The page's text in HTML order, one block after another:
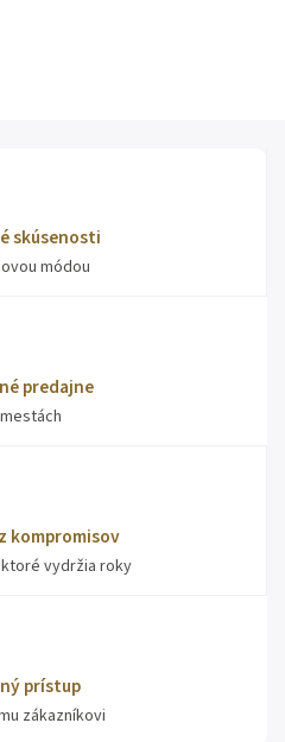
skúsenosti
módou
predajne
kompromisov
vydržia roky
prístup
zákazníkovi